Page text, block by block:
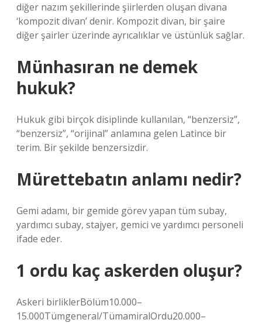
diğer nazım şekillerinde şiirlerden oluşan divana
‘kompozit divan’ denir. Kompozit divan, bir şaire
diğer şairler üzerinde ayrıcalıklar ve üstünlük sağlar.
Münhasıran ne demek
hukuk?
Hukuk gibi birçok disiplinde kullanılan, “benzersiz”,
“benzersiz”, “orijinal” anlamına gelen Latince bir
terim. Bir şekilde benzersizdir.
Mürettebatın anlamı nedir?
Gemi adamı, bir gemide görev yapan tüm subay,
yardımcı subay, stajyer, gemici ve yardımcı personeli
ifade eder.
1 ordu kaç askerden oluşur?
Askeri birliklerBölüm10.000–
15.000Tümgeneral/TümamiralOrdu20.000–